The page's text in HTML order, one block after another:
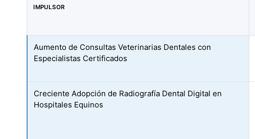
IMPULSOR
Aumento de Consultas Veterinarias Dentales con
Especialistas Certificados
Creciente Adopción de Radiografía Dental Digital en
Hospitales Equinos